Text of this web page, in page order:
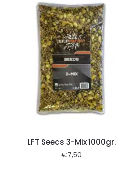
LFT Seeds 3-Mix 1000gr.
€7,50